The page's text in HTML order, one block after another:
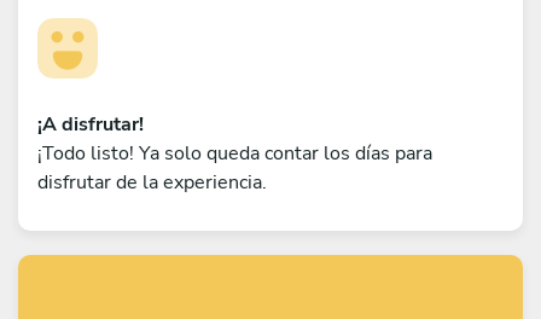
¡A disfrutar!
¡Todo listo! Ya solo queda contar los días para
disfrutar de la experiencia.